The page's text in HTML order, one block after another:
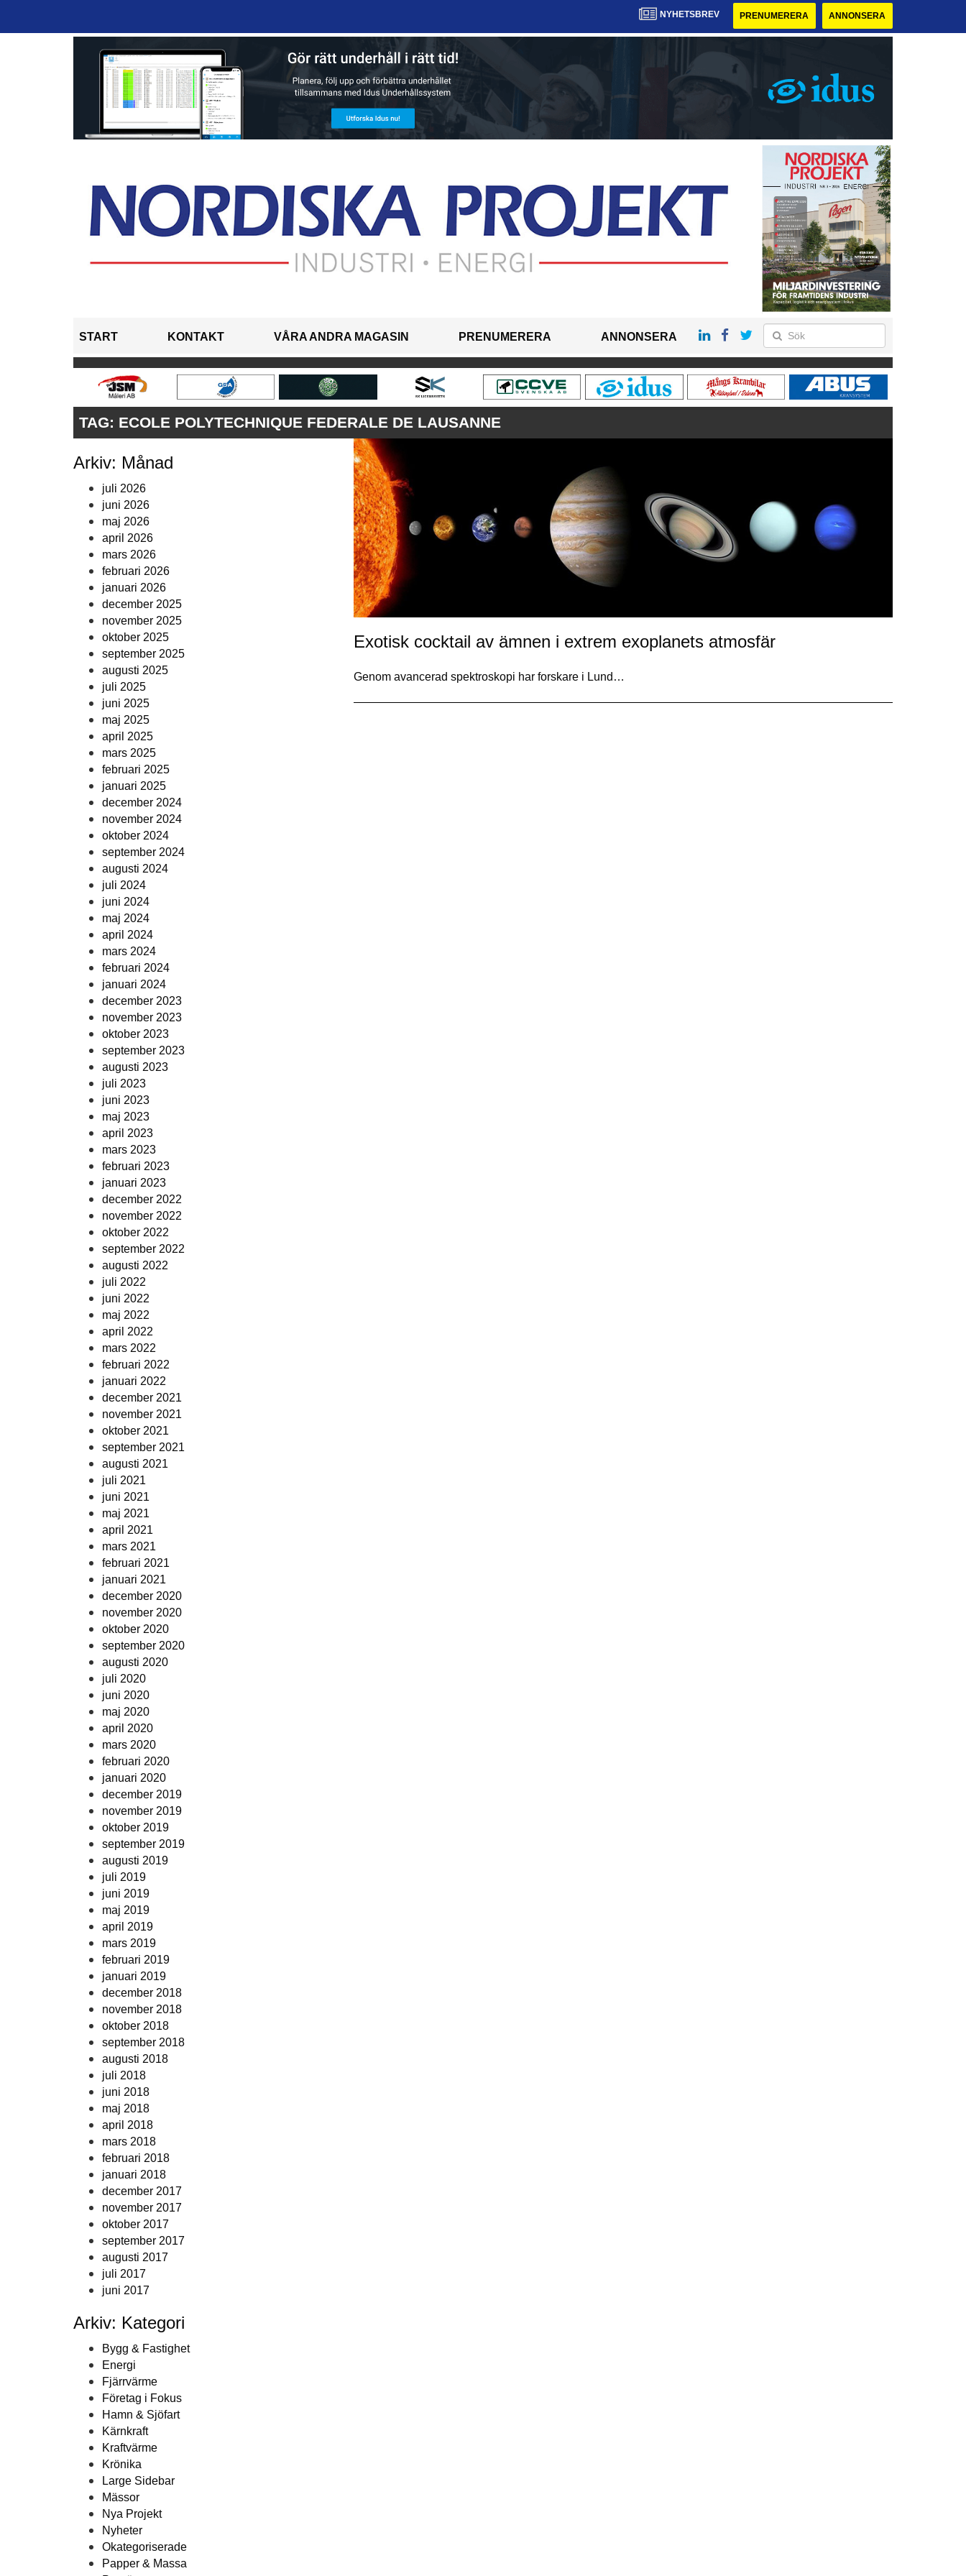
NYHETSBREV PRENUMERERA ANNONSERA
START KONTAKT VÅRA ANDRA MAGASIN PRENUMERERA ANNONSERA
TAG: ECOLE POLYTECHNIQUE FEDERALE DE LAUSANNE
Arkiv: Månad
juli 2026
juni 2026
maj 2026
april 2026
mars 2026
februari 2026
januari 2026
december 2025
november 2025
oktober 2025
september 2025
augusti 2025
juli 2025
juni 2025
maj 2025
april 2025
mars 2025
februari 2025
januari 2025
december 2024
november 2024
oktober 2024
september 2024
augusti 2024
juli 2024
juni 2024
maj 2024
april 2024
mars 2024
februari 2024
januari 2024
december 2023
november 2023
oktober 2023
september 2023
augusti 2023
juli 2023
juni 2023
maj 2023
april 2023
mars 2023
februari 2023
januari 2023
december 2022
november 2022
oktober 2022
september 2022
augusti 2022
juli 2022
juni 2022
maj 2022
april 2022
mars 2022
februari 2022
januari 2022
december 2021
november 2021
oktober 2021
september 2021
augusti 2021
juli 2021
juni 2021
maj 2021
april 2021
mars 2021
februari 2021
januari 2021
december 2020
november 2020
oktober 2020
september 2020
augusti 2020
juli 2020
juni 2020
maj 2020
april 2020
mars 2020
februari 2020
januari 2020
december 2019
november 2019
oktober 2019
september 2019
augusti 2019
juli 2019
juni 2019
maj 2019
april 2019
mars 2019
februari 2019
januari 2019
december 2018
november 2018
oktober 2018
september 2018
augusti 2018
juli 2018
juni 2018
maj 2018
april 2018
mars 2018
februari 2018
januari 2018
december 2017
november 2017
oktober 2017
september 2017
augusti 2017
juli 2017
juni 2017
Arkiv: Kategori
Bygg & Fastighet
Energi
Fjärrvärme
Företag i Fokus
Hamn & Sjöfart
Kärnkraft
Kraftvärme
Krönika
Large Sidebar
Mässor
Nya Projekt
Nyheter
Okategoriserade
Papper & Massa
Exotisk cocktail av ämnen i extrem exoplanets atmosfär
Genom avancerad spektroskopi har forskare i Lund…